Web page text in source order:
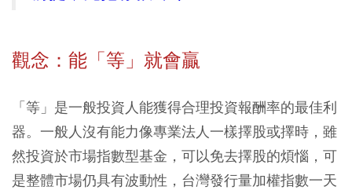
觀念：能「等」就會贏
「等」是一般投資人能獲得合理投資報酬率的最佳利
器。一般人沒有能力像專業法人一樣擇股或擇時，雖
然投資於市場指數型基金，可以免去擇股的煩惱，可
是整體市場仍具有波動性，台灣發行量加權指數一天